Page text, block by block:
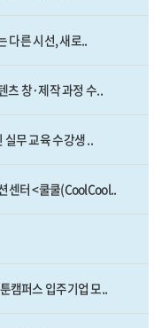
다른 시선, 새로..
츠 창·제작 과정 수..
무 교육 수강생 ..
센터 <쿨쿨(CoolCool..
캠퍼스 입주기업 모..